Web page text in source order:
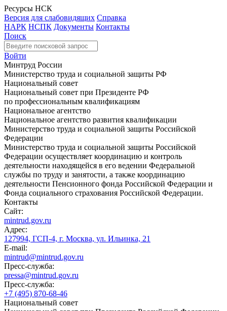
Ресурсы НСК
Версия для слабовидящих Справка
НАРК НСПК Документы Контакты
Поиск
Войти
Минтруд России
Министерство труда и социальной защиты РФ
Национальный совет
Национальный совет при Президенте РФ
по профессиональным квалификациям
Национальное агентство
Национальное агентство развития квалификации
Министерство труда и социальной защиты Российской
Федерации
Министерство труда и социальной защиты Российской
Федерации осуществляет координацию и контроль
деятельности находящейся в его ведении Федеральной
службы по труду и занятости, а также координацию
деятельности Пенсионного фонда Российской Федерации и
Фонда социального страхования Российской Федерации.
Контакты
Сайт:
mintrud.gov.ru
Адрес:
127994, ГСП-4, г. Москва, ул. Ильинка, 21
E-mail:
mintrud@mintrud.gov.ru
Пресс-служба:
pressa@mintrud.gov.ru
Пресс-служба:
+7 (495) 870-68-46
Национальный совет